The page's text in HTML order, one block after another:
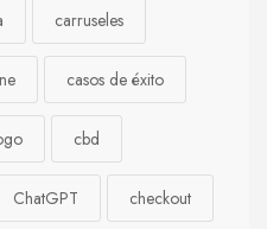
carruseles
casos de éxito
cbd
ChatGPT checkout